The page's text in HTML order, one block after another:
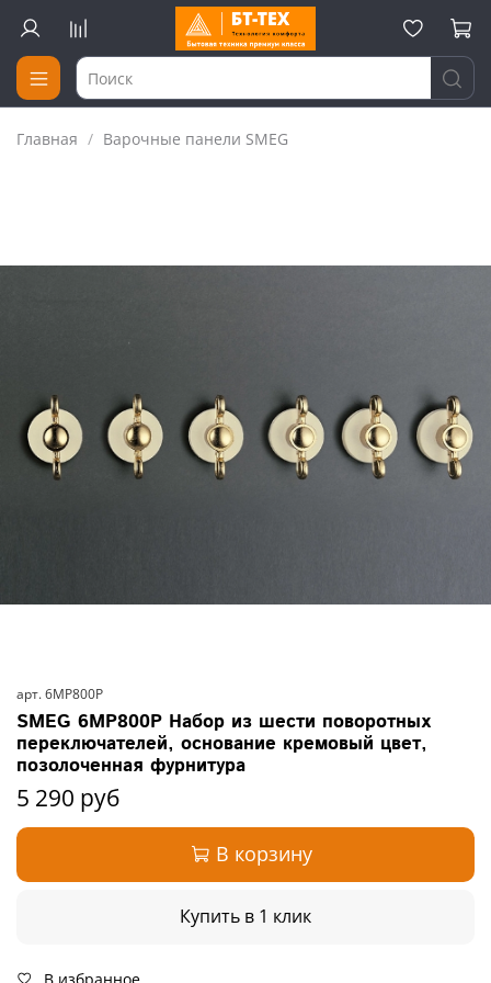
Главная Варочные панели SMEG
арт. 6MP800P
SMEG 6MP800P Набор из шести поворотных
переключателей, основание кремовый цвет,
позолоченная фурнитура
5 290 руб
В корзину
Купить в 1 клик
В избранное